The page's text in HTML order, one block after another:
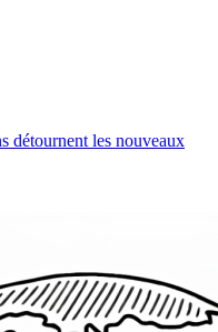
détournent les nouveaux